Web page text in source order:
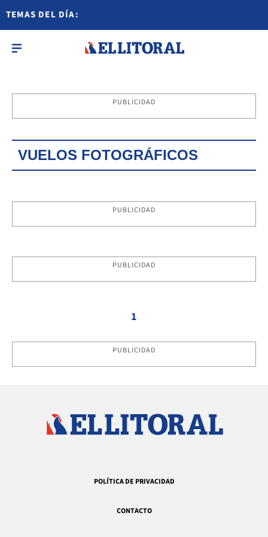
TEMAS DEL DÍA:
PUBLICIDAD
VUELOS FOTOGRÁFICOS
PUBLICIDAD
PUBLICIDAD
1
PUBLICIDAD
POLÍTICA DE PRIVACIDAD
CONTACTO